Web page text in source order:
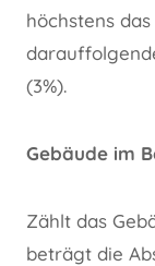
höchstens
(3%).
Gebäude im
Zählt das
beträgt die